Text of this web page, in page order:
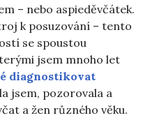
– nebo aspieděvčátek.
k posuzování – tento
se spoustou
jsem mnoho let
diagnostikovat
jsem, pozorovala a
a žen různého věku.